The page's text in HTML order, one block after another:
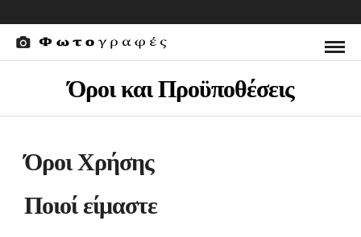
Όροι και Προϋποθέσεις
Όροι Χρήσης
Ποιοί είμαστε